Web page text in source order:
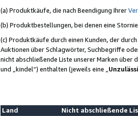
(a) Produktkäufe, die nach Beendigung Ihrer
(b) Produktbestellungen, bei denen eine
(c) Produktkäufe durch einen Kunden, der
Auktionen über Schlagwörter, Suchbegriffe
nicht abschließende Liste unserer Marken über
und „kindel“) enthalten (jeweils eine „
Land
Nicht abschließende